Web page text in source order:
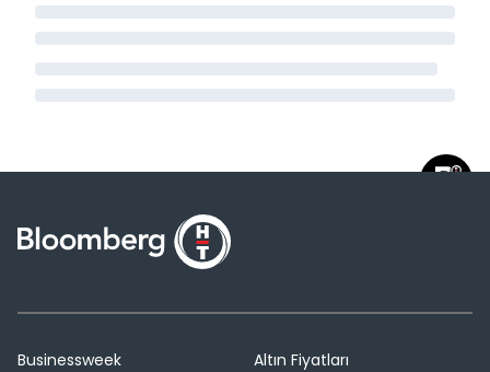
Businessweek
Altın Fiyatları